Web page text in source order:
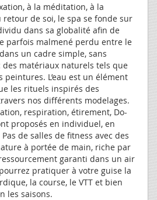
à la méditation, à la
retour de soi, le spa se fonde sur
dans sa globalité afin de
parfois malmené perdu entre le
un cadre simple, sans
des matériaux naturels tels que
peintures. L’eau est un élément
les rituels inspirés des
nos différents modelages.
respiration, étirement, Do-
proposés en individuel, en
de salles de fitness avec des
à portée de main, riche par
garanti dans un air
pratiquer à votre guise la
la course, le VTT et bien
les saisons.